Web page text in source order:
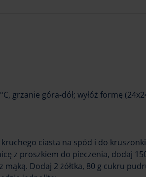
grzanie góra-dół; wyłóż formę
ciasta na spód i do
z proszkiem do pieczenia, dodaj
mąką. Dodaj 2 żółtka, 80 g cukru